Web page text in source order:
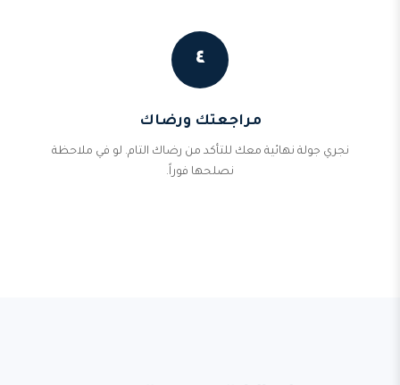
٤
مراجعتك ورضاك
نجري جولة نهائية معك للتأكد من رضاك التام. لو في ملاحظة
نصلحها فوراً.